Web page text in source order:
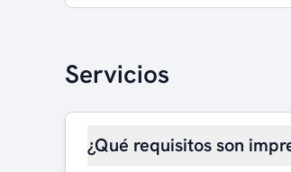
Servicios
¿Qué requisitos son